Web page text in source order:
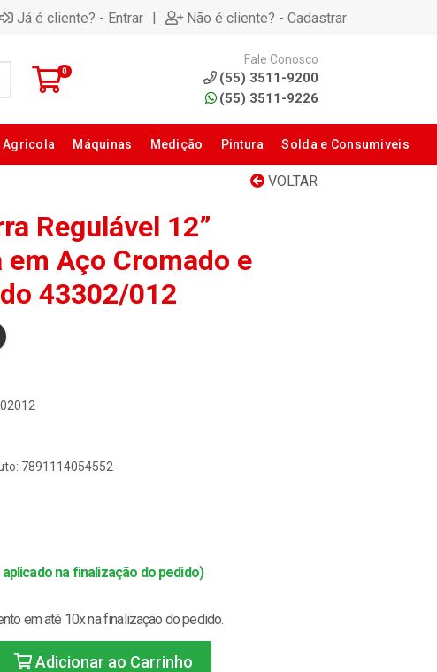
Já é cliente? - Entrar | Não é cliente? - Cadastrar
0
Fale Conosco
(55) 3511-9200
(55) 3511-9226
Agricola Máquinas Medição Pintura Solda e Consumiveis
VOLTAR
Regulável 12”
Aço Cromado e
43302/012
7891114054552
na finalização do pedido)
em até 10x na finalização do pedido.
Adicionar ao Carrinho